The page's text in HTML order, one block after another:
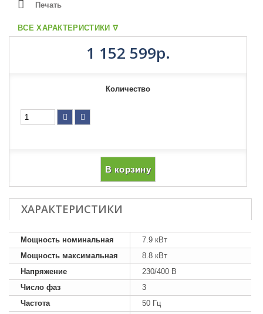
Печать
ВСЕ ХАРАКТЕРИСТИКИ ᐁ
1 152 599р.
Количество
В корзину
ХАРАКТЕРИСТИКИ
Мощность номинальная
7.9 кВт
Мощность максимальная
8.8 кВт
Напряжение
230/400 В
Число фаз
3
Частота
50 Гц